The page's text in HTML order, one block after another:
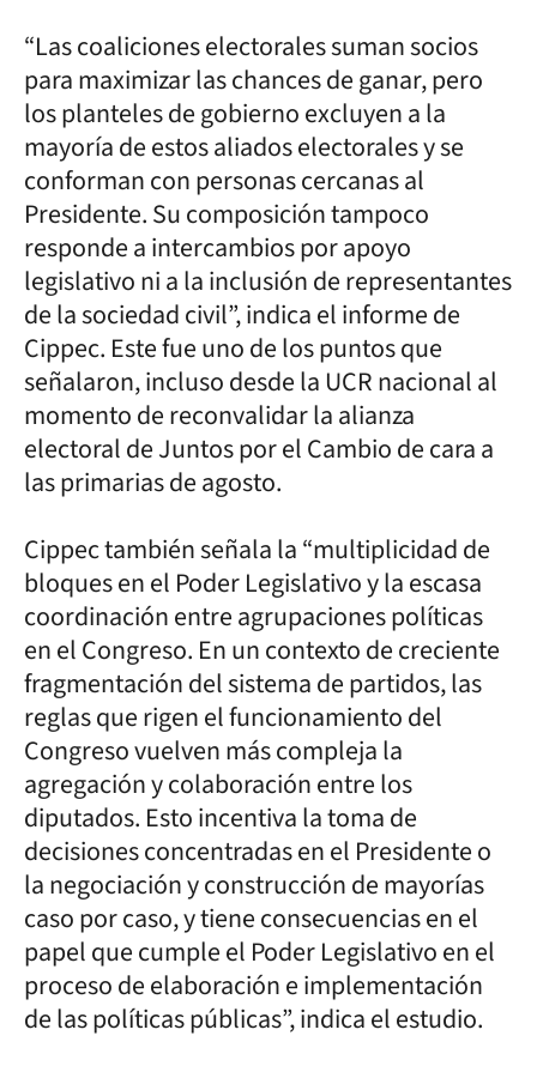
“Las coaliciones electorales suman socios
para maximizar las chances de ganar, pero
los planteles de gobierno excluyen a la
mayoría de estos aliados electorales y se
conforman con personas cercanas al
Presidente. Su composición tampoco
responde a intercambios por apoyo
legislativo ni a la inclusión de representantes
de la sociedad civil”, indica el informe de
Cippec. Este fue uno de los puntos que
señalaron, incluso desde la UCR nacional al
momento de reconvalidar la alianza
electoral de Juntos por el Cambio de cara a
las primarias de agosto.
Cippec también señala la “multiplicidad de
bloques en el Poder Legislativo y la escasa
coordinación entre agrupaciones políticas
en el Congreso. En un contexto de creciente
fragmentación del sistema de partidos, las
reglas que rigen el funcionamiento del
Congreso vuelven más compleja la
agregación y colaboración entre los
diputados. Esto incentiva la toma de
decisiones concentradas en el Presidente o
la negociación y construcción de mayorías
caso por caso, y tiene consecuencias en el
papel que cumple el Poder Legislativo en el
proceso de elaboración e implementación
de las políticas públicas”, indica el estudio.